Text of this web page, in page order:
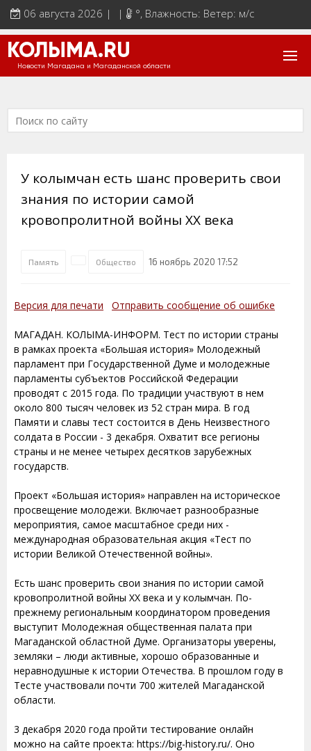
06 августа 2026 | | °, Влажность: Ветер: м/с
КОЛЫМА.RU
Новости Магадана и Магаданской области
У колымчан есть шанс проверить свои
знания по истории самой
кровопролитной войны ХХ века
Память Общество 16 ноябрь 2020 17:52
Версия для печати Отправить сообщение об ошибке
МАГАДАН. КОЛЫМА-ИНФОРМ. Тест по истории страны
в рамках проекта «Большая история» Молодежный
парламент при Государственной Думе и молодежные
парламенты субъектов Российской Федерации
проводят с 2015 года. По традиции участвуют в нем
около 800 тысяч человек из 52 стран мира. В год
Памяти и славы тест состоится в День Неизвестного
солдата в России - 3 декабря. Охватит все регионы
страны и не менее четырех десятков зарубежных
государств.
Проект «Большая история» направлен на историческое
просвещение молодежи. Включает разнообразные
мероприятия, самое масштабное среди них -
международная образовательная акция «Тест по
истории Великой Отечественной войны».
Есть шанс проверить свои знания по истории самой
кровопролитной войны ХХ века и у колымчан. По-
прежнему региональным координатором проведения
выступит Молодежная общественная палата при
Магаданской областной Думе. Организаторы уверены,
земляки – люди активные, хорошо образованные и
неравнодушные к истории Отечества. В прошлом году в
Тесте участвовали почти 700 жителей Магаданской
области.
3 декабря 2020 года пройти тестирование онлайн
можно на сайте проекта: https://big-history.ru/. Оно